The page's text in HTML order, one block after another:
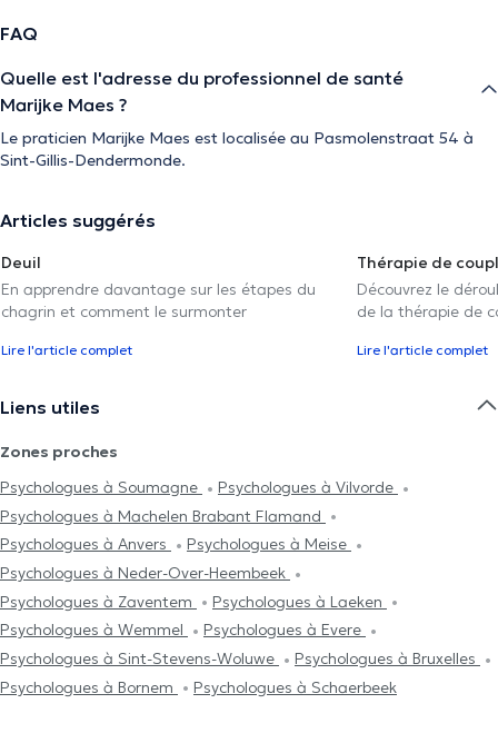
FAQ
Quelle est l'adresse du professionnel de santé
Marijke Maes ?
Le praticien Marijke Maes est localisée au Pasmolenstraat 54 à
Sint-Gillis-Dendermonde.
Articles suggérés
Deuil
En apprendre davantage sur les étapes du
chagrin et comment le surmonter
Lire l'article complet
Thérapie de
Découvrez le
de la thérapie de
Lire l'article complet
Liens utiles
Zones proches
Psychologues à Soumagne
Psychologues à Vilvorde
Psychologues à Machelen Brabant Flamand
Psychologues à Anvers
Psychologues à Meise
Psychologues à Neder-Over-Heembeek
Psychologues à Zaventem
Psychologues à Laeken
Psychologues à Wemmel
Psychologues à Evere
Psychologues à Sint-Stevens-Woluwe
Psychologues à Bruxelles
Psychologues à Bornem
Psychologues à Schaerbeek